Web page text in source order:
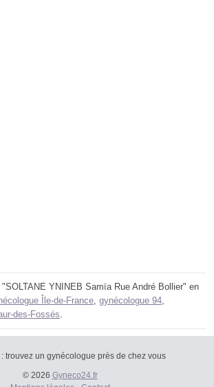
YNINEB Samïa Rue André Bollier" en
Île-de-France gynécologue 94
des-Fossés
trouvez un gynécologue près de chez vous
© 2026 Gyneco24.fr